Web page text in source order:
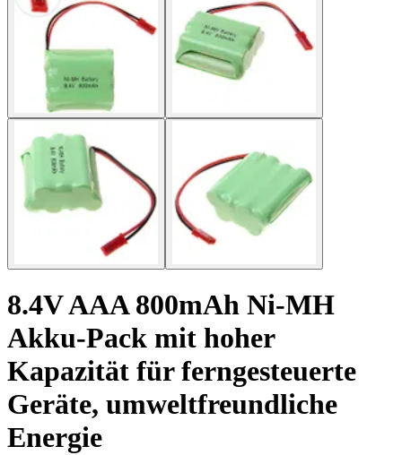
8.4V AAA 800mAh Ni-MH
Akku-Pack mit hoher
Kapazität für ferngesteuerte
Geräte, umweltfreundliche
Energie